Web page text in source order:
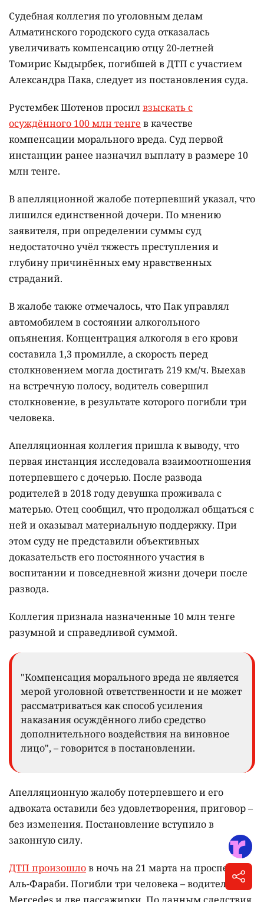
Судебная коллегия по уголовным делам
Алматинского городского суда отказалась
увеличивать компенсацию отцу 20-летней
Томирис Кыдырбек, погибшей в ДТП с участием
Александра Пака, следует из постановления суда.
Рустембек Шотенов просилвзыскать с
осуждённого 100 млн тенге в качестве
компенсации морального вреда. Суд первой
инстанции ранее назначил выплату в размере 10
млн тенге.
В апелляционной жалобе потерпевший указал, что
лишился единственной дочери. По мнению
заявителя, при определении суммы суд
недостаточно учёл тяжесть преступления и
глубину причинённых ему нравственных
страданий.
В жалобе также отмечалось, что Пак управлял
автомобилем в состоянии алкогольного
опьянения. Концентрация алкоголя в его крови
составила 1,3 промилле, а скорость перед
столкновением могла достигать 219 км/ч. Выехав
на встречную полосу, водитель совершил
столкновение, в результате которого погибли три
человека.
Апелляционная коллегия пришла к выводу, что
первая инстанция исследовала взаимоотношения
потерпевшего с дочерью. После развода
родителей в 2018 году девушка проживала с
матерью. Отец сообщил, что продолжал общаться с
ней и оказывал материальную поддержку. При
этом суду не представили объективных
доказательств его постоянного участия в
воспитании и повседневной жизни дочери после
развода.
Коллегия признала назначенные 10 млн тенге
разумной и справедливой суммой.
"Компенсация морального вреда не является
мерой уголовной ответственности и не может
рассматриваться как способ усиления
наказания осуждённого либо средство
дополнительного воздействия на виновное
лицо", – говорится в постановлении.
Апелляционную жалобу потерпевшего и его
адвоката оставили без удовлетворения, приговор –
без изменения. Постановление вступило в
законную силу.
ДТП произошлов ночь на 21 марта на проспекте
Аль-Фараби. Погибли три человека – водитель